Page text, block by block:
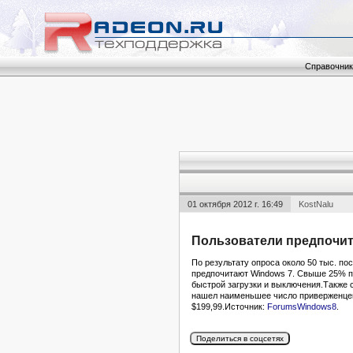
Справочник
01 октября 2012 г. 16:49 KostNalu
Пользователи
По результату опроса около 50 тыс.
предпочитают Windows 7. Свыше 25%
быстрой загрузки и
нашел наименьшее число
$199,99.Источник: ForumsWindows8.